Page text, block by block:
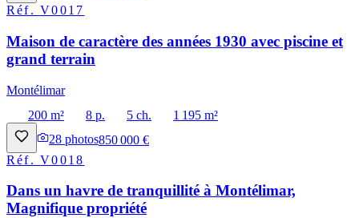
Réf.V0017
Maison de caractère des années 1930 avec piscine et
grand terrain
Montélimar
200 m²
8 p. 5 ch.
1 195 m²
28 photos850 000 €
Réf.V0018
Dans un havre de tranquillité à Montélimar,
Magnifique propriété